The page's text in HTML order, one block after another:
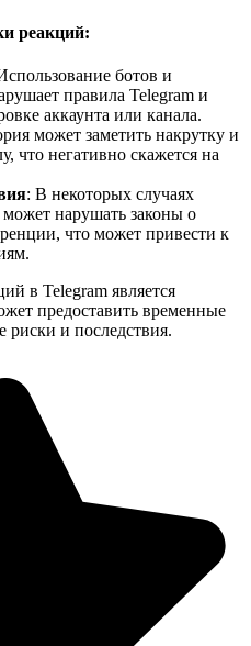
реакций:
ботов и
правила Telegram и
аккаунта или канала.
может заметить накрутку и
что негативно скажется на
: В некоторых случаях
нарушать законы о
что может привести к
в Telegram является
предоставить временные
риски и последствия.